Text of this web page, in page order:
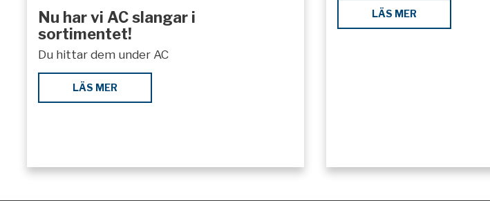
Nu har vi AC slangar i
sortimentet!
Du hittar dem under AC
LÄS MER
LÄS MER